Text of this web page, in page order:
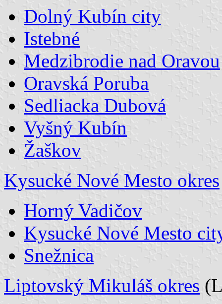
Dolný Kubín city
Istebné
Medzibrodie nad Oravou
Oravská Poruba
Sedliacka Dubová
Vyšný Kubín
Žaškov
Kysucké Nové Mesto okres
Horný Vadičov
Kysucké Nové Mesto
Snežnica
Liptovský Mikuláš okres